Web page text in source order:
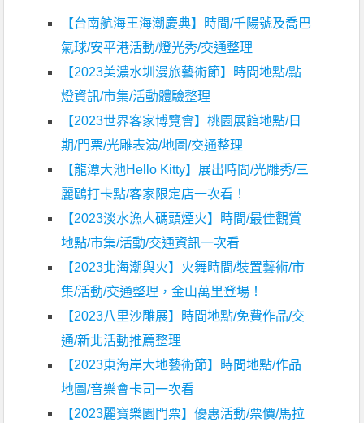
【台南航海王海潮慶典】時間/千陽號及喬巴
氣球/安平港活動/燈光秀/交通整理
【2023美濃水圳漫旅藝術節】時間地點/點
燈資訊/市集/活動體驗整理
【2023世界客家博覽會】桃園展館地點/日
期/門票/光雕表演/地圖/交通整理
【龍潭大池Hello Kitty】展出時間/光雕秀/三
麗鷗打卡點/客家限定店一次看！
【2023淡水漁人碼頭煙火】時間/最佳觀賞
地點/市集/活動/交通資訊一次看
【2023北海潮與火】火舞時間/裝置藝術/市
集/活動/交通整理，金山萬里登場！
【2023八里沙雕展】時間地點/免費作品/交
通/新北活動推薦整理
【2023東海岸大地藝術節】時間地點/作品
地圖/音樂會卡司一次看
【2023麗寶樂園門票】優惠活動/票價/馬拉